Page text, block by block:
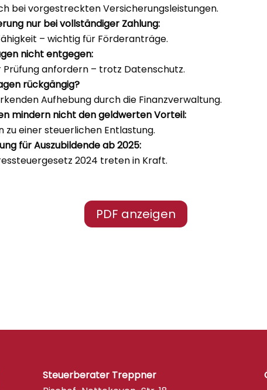
bei vorgestreckten Versicherungsleistungen.
nur bei vollständiger Zahlung:
– wichtig für Förderanträge.
nicht entgegen:
anfordern – trotz Datenschutz.
rückgängig?
Aufhebung durch die Finanzverwaltung.
mindern nicht den geldwerten Vorteil:
einer steuerlichen Entlastung.
für Auszubildende ab 2025:
2024 treten in Kraft.
PDF anzeigen
Steuerberater Treppner